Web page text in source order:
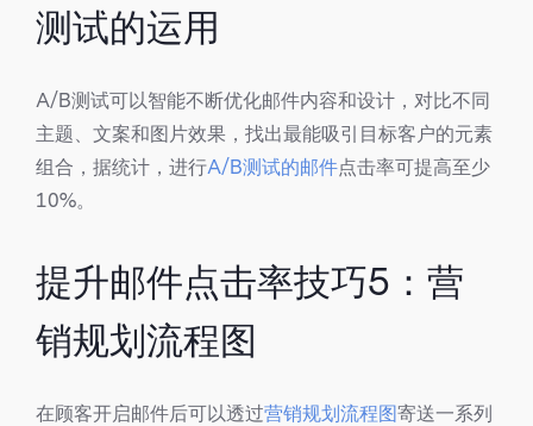
测试的运用
A/B测试可以智能不断优化邮件内容和设计，对比不同
主题、文案和图片效果，找出最能吸引目标客户的元素
组合，据统计，进行A/B测试的邮件点击率可提高至少
10%。
提升邮件点击率技巧5：营
销规划流程图
在顾客开启邮件后可以透过营销规划流程图寄送一系列